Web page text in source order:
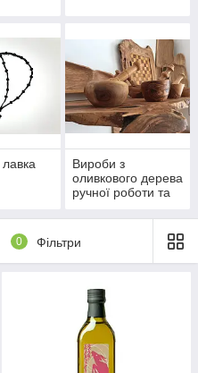
Вироби з
оливкового дерева
ручної роботи та
продукція
0 Фільтри